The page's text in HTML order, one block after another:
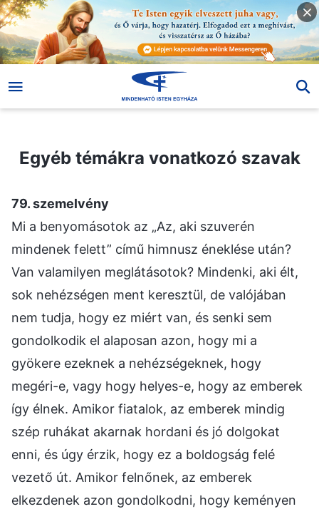
Egyéb témákra vonatkozó szavak
Egyéb témákra vonatkozó szavak
79. szemelvény
Mi a benyomásotok az „Az, aki szuverén
mindenek felett” című himnusz éneklése után?
Van valamilyen meglátásotok? Mindenki, aki élt,
sok nehézségen ment keresztül, de valójában
nem tudja, hogy ez miért van, és senki sem
gondolkodik el alaposan azon, hogy mi a
gyökere ezeknek a nehézségeknek, hogy
megéri-e, vagy hogy helyes-e, hogy az emberek
így élnek. Amikor fiatalok, az emberek mindig
szép ruhákat akarnak hordani és jó dolgokat
enni, és úgy érzik, hogy ez a boldogság felé
vezető út. Amikor felnőnek, az emberek
elkezdenek azon gondolkodni, hogy keményen